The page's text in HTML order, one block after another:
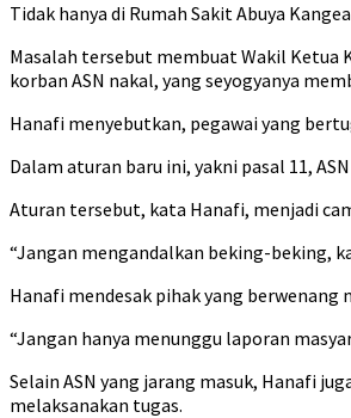
Tidak hanya di Rumah Sakit Abuya
Masalah tersebut membuat Wakil Ketua
korban ASN nakal, yang seyogyanya
Hanafi menyebutkan, pegawai yang
Dalam aturan baru ini, yakni pasal 11,
Aturan tersebut, kata Hanafi, menjadi
“Jangan mengandalkan beking-beking,
Hanafi mendesak pihak yang
“Jangan hanya menunggu laporan
Selain ASN yang jarang masuk, Hanafi
melaksanakan tugas.